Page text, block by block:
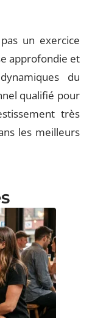
un exercice
approfondie et
du
qualifié pour
très
les meilleurs